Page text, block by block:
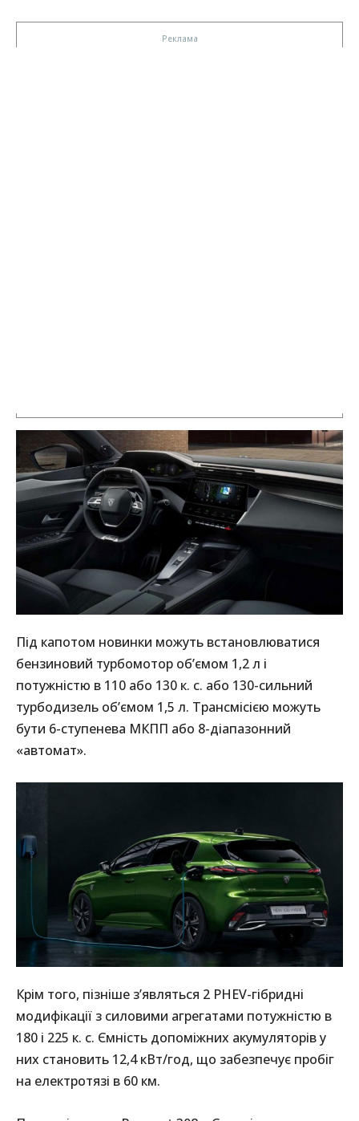
Під капотом новинки можуть встановлюватися
бензиновий турбомотор об’ємом 1,2 л і
потужністю в 110 або 130 к. с. або 130-сильний
турбодизель об’ємом 1,5 л. Трансмісією можуть
бути 6-ступенева МКПП або 8-діапазонний
«автомат».
Крім того, пізніше з’являться 2 PHEV-гібридні
модифікації з силовими агрегатами потужністю в
180 і 225 к. с. Ємність допоміжних акумуляторів у
них становить 12,4 кВт/год, що забезпечує пробіг
на електротязі в 60 км.